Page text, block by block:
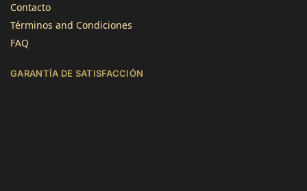
Contacto
Términos and Condiciones
FAQ
GARANTÍA DE SATISFACCIÓN
Cliente verificado